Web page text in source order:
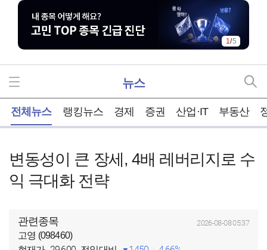
1/5
뉴스
전체뉴스 랭킹뉴스 경제 증권 산업·IT 부동산
변동성이 큰 장세, 4배 레버리지로 수
익 극대화 전략
관련종목 2026-08-08 05:37
고영 (098460)